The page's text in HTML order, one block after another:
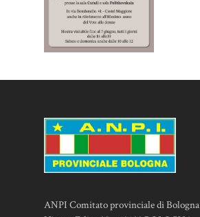
ANPI Comitato provinciale di Bologna